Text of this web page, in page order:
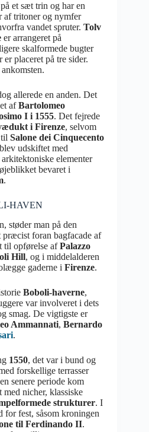
et sæt trin og har en
af tritoner og nymfer
vandet spruter. Tolv
er arrangeret på
skalformede bugter
placeret på tre sider.
allerede en anden. Det
afBartolomeo
I i 1555. Det fejrede
i Firenze, selvom
Salone dei Cinquecento
udskiftet med
elementer
bevaret i
.
HAVEN
støder man på den
præcist foran bagfacade af
til opførelse afPalazzo
Hill, og i middelalderen
gaderne i Firenze.
Boboli-haverne,
var involveret i dets
smag. De vigtigste er
Ammannati, Bernardo
.
1550, det var i bund og
forskellige terrasser
senere periode kom
nicher, klassiske
strukturer. I
for fest, såsom kroningen
til Ferdinando II.